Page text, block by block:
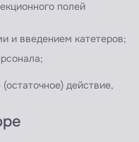
полей
и введением катетеров;
действие,